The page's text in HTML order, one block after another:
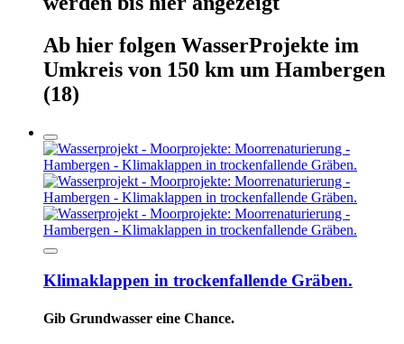
Ab hier folgen WasserProjekte im
Umkreis von 150 km um Hambergen
(18)
Klimaklappen in trockenfallende Gräben.
Gib Grundwasser eine Chance.